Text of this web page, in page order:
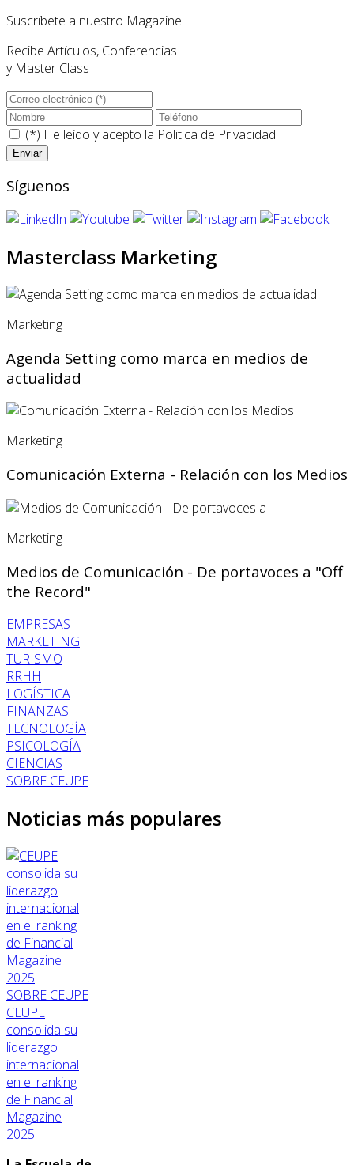
Suscríbete a nuestro Magazine
Recibe Artículos, Conferencias
y Master Class
(*) He leído y acepto la Politica de Privacidad
Síguenos
Masterclass Marketing
Marketing
Agenda Setting como marca en medios de
actualidad
Marketing
Comunicación Externa - Relación con los Medios
Marketing
Medios de Comunicación - De portavoces a "Off
the Record"
EMPRESAS
MARKETING
TURISMO
RRHH
LOGÍSTICA
FINANZAS
TECNOLOGÍA
PSICOLOGÍA
CIENCIAS
SOBRE CEUPE
Noticias más populares
SOBRE CEUPE
CEUPE
consolida su
liderazgo
internacional
en el ranking
de Financial
Magazine
2025